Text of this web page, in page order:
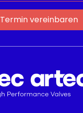
Termin vereinbaren